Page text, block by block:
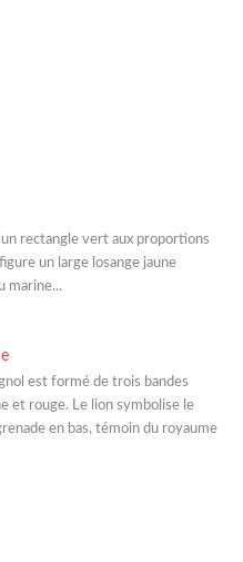
rectangle vert aux proportions
un large losange jaune
marine...
est formé de trois bandes
et rouge. Le lion symbolise le
en bas, témoin du royaume